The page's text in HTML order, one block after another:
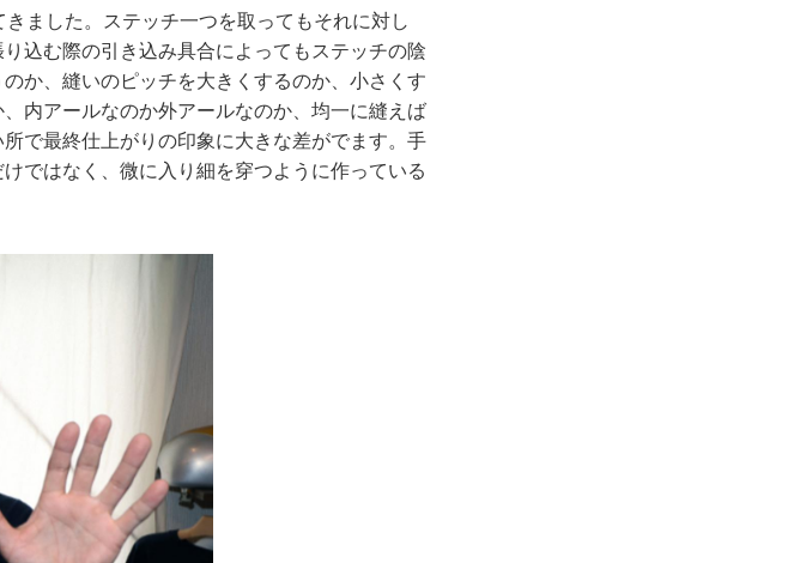
ました。ステッチ一つを取ってもそれに対し
込む際の引き込み具合によってもステッチの陰
か、縫いのピッチを大きくするのか、小さくす
内アールなのか外アールなのか、均一に縫えば
で最終仕上がりの印象に大きな差がでます。手
ではなく、微に入り細を穿つように作っている